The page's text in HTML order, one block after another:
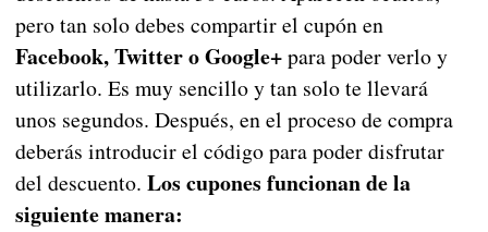
pero tan solo debes compartir el cupón en
Facebook, Twitter o Google+para poder verlo y
utilizarlo. Es muy sencillo y tan solo te llevará
unos segundos. Después, en el proceso de compra
deberás introducir el código para poder disfrutar
del descuento. Los cupones funcionan de la
siguiente manera: